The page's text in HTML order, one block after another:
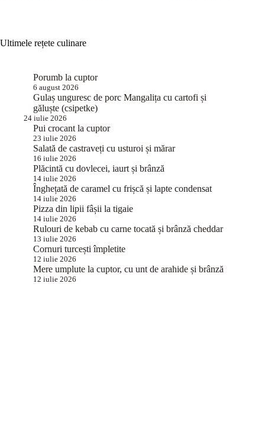
Ultimele rețete culinare
Porumb la cuptor
6 august 2026
Gulaș unguresc de porc Mangalița cu cartofi și
găluște (csipetke)
24 iulie 2026
Pui crocant la cuptor
23 iulie 2026
Salată de castraveți cu usturoi și mărar
16 iulie 2026
Plăcintă cu dovlecei, iaurt și brânză
14 iulie 2026
Înghețată de caramel cu frișcă și lapte condensat
14 iulie 2026
Pizza din lipii fâșii la tigaie
14 iulie 2026
Rulouri de kebab cu carne tocată și brânză cheddar
13 iulie 2026
Cornuri turcești împletite
12 iulie 2026
Mere umplute la cuptor, cu unt de arahide și brânză
12 iulie 2026